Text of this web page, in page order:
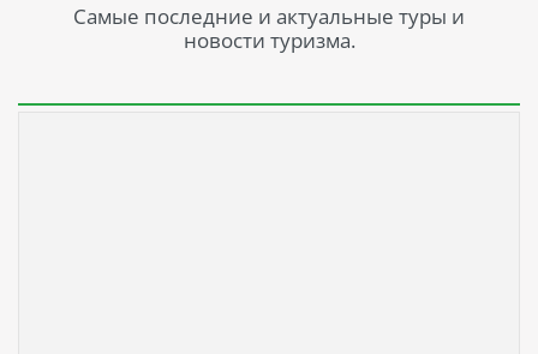
Самые последние и актуальные туры и
новости туризма.